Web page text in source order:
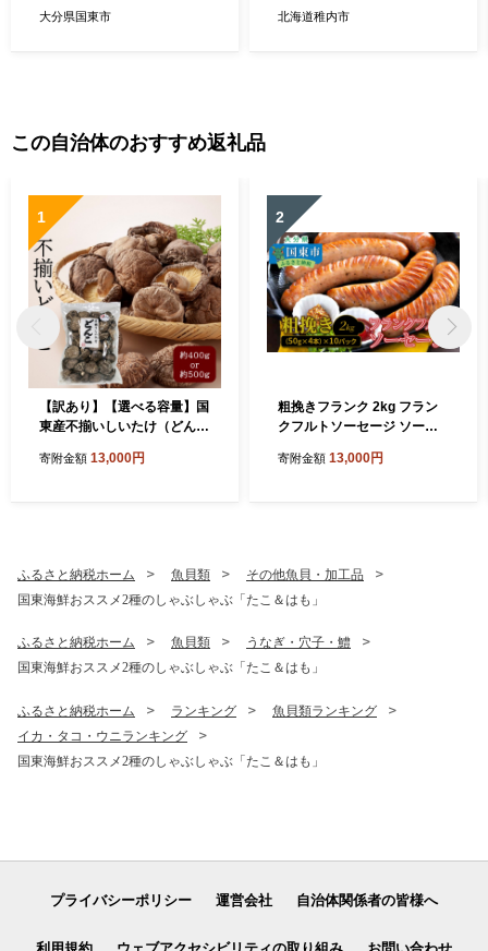
大分県国東市 北海道稚内市
この自治体のおすすめ返礼品
1
【訳あり】【選べる容量】国
東産不揃いしいたけ（どん
寄附金額 13,000円
2
粗挽きフランク 2kg フラン
クフルトソーセージ ソーセ
豚 豚肉 鶏肉 旨味 おかず お
寄附金額 13,000円
ふるさと納税ホーム 魚貝類
その他魚貝・加工品
国東海鮮おススメ2種のしゃぶしゃぶ「たこ＆はも」
ふるさと納税ホーム 魚貝類
うなぎ・穴子・鱧
国東海鮮おススメ2種のしゃぶしゃぶ「たこ＆はも」
ふるさと納税ホーム ランキング
魚貝類ランキング
イカ・タコ・ウニランキング
国東海鮮おススメ2種のしゃぶしゃぶ「たこ＆はも」
プライバシーポリシー 運営会社 自治体関係者の皆様へ